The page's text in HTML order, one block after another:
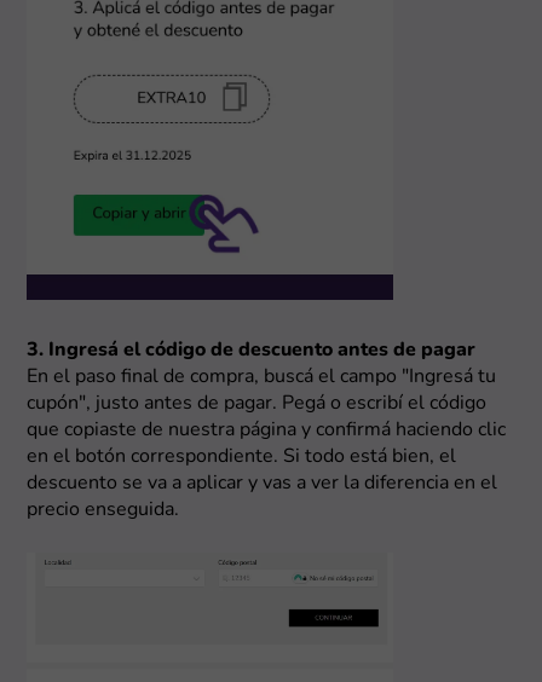
3. Ingresá el código de descuento antes de pagar
En el paso final de compra, buscá el campo "Ingresá tu
cupón", justo antes de pagar. Pegá o escribí el código
que copiaste de nuestra página y confirmá haciendo clic
en el botón correspondiente. Si todo está bien, el
descuento se va a aplicar y vas a ver la diferencia en el
precio enseguida.